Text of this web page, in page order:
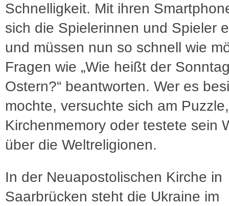
Schnelligkeit. Mit ihren
sich die Spielerinnen und Spieler
und müssen nun so schnell wie
Fragen wie „Wie heißt der
Ostern?“ beantworten. Wer es
mochte, versuchte sich am Puzzle,
Kirchenmemory oder testete sein
über die Weltreligionen.
In der Neuapostolischen Kirche in
Saarbrücken steht die Ukraine im